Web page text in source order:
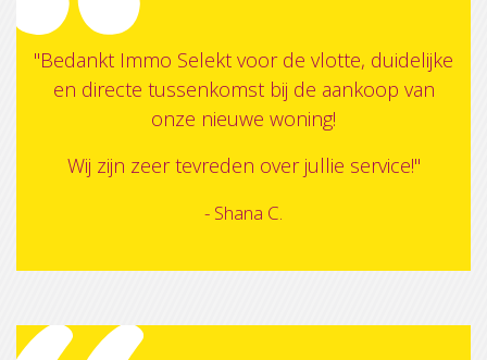
"Bedankt Immo Selekt voor de vlotte, duidelijke
en directe tussenkomst bij de aankoop van
onze nieuwe woning!
Wij zijn zeer tevreden over jullie service!"
- Shana C.